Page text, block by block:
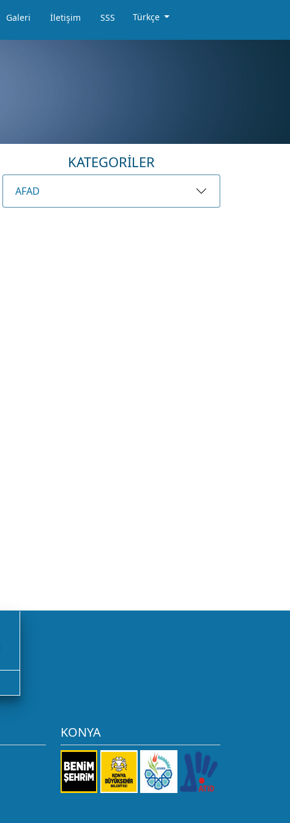
Galeri İletişim SSS Türkçe
KATEGORİLER
AFAD
KONYA